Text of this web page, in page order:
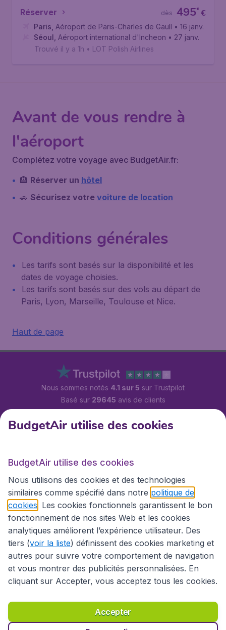
Réserver €
495*
dès
Paris Aéroport de Paris-Charles de Gaulle• 16 janv.
Séoul Aéroport international d'Incheon • 27 janv.
Trouvé il y a 1h • LOT Polish Airlines
Avant de vous rendre à
l'aéroport
Complétez votre voyage avec BudgetAir.fr:
🏨 Réserver un hôtel
🚗 Sécurisez votre voiture de location
Conditions générales
Les tarifs sont basés sur la disponibilité et les
dates de voyage choisies.
Les tarifs sont basés sur des vols au départ de
Paris, Lyon, Marseille, Toulouse et Nice.
Haut de page
Nous sommes notés 4.1 sur 5 sur Trustpilot
Basé sur 29645 avis de clients
Service client
BudgetAir.fr
Sites internationaux
Déclaration d’accessibilité Conditions générales
BudgetAir utilise des cookies
BudgetAir utilise des cookies
Nous utilisons des cookies et des technologies
similaires comme spécifié dans notre politique de
cookies . Les cookies fonctionnels garantissent le bon
fonctionnement de nos sites Web et les cookies
analytiques améliorent l’expérience utilisateur. Des
tiers (voir la liste) définissent des cookies marketing et
autres pour suivre votre comportement de navigation
et vous montrer des publicités personnalisées. En
cliquant sur Accepter, vous acceptez tous les cookies.
Accepter